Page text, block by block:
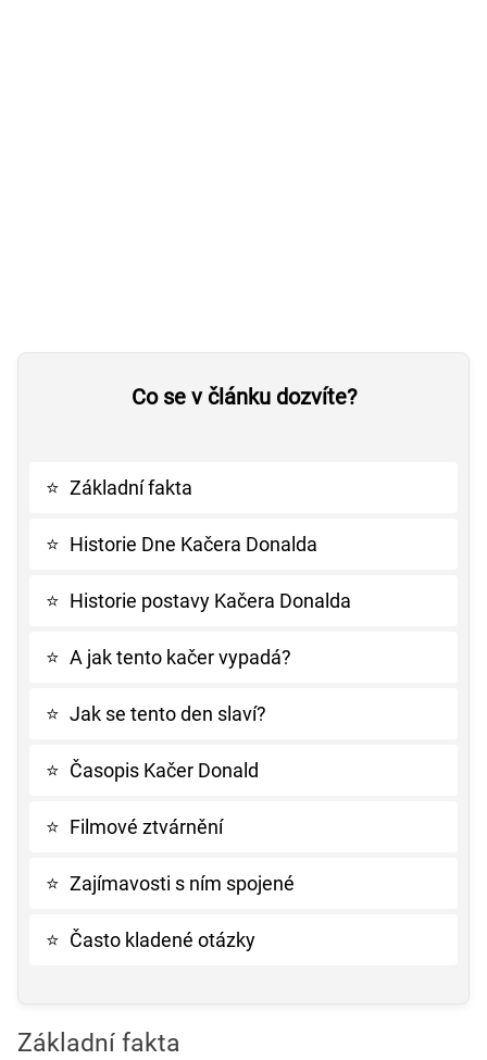
Co se v článku dozvíte?
⭐ Základní fakta
⭐ Historie Dne Kačera Donalda
⭐ Historie postavy Kačera Donalda
⭐ A jak tento kačer vypadá?
⭐ Jak se tento den slaví?
⭐ Časopis Kačer Donald
⭐ Filmové ztvárnění
⭐ Zajímavosti s ním spojené
⭐ Často kladené otázky
Základní fakta